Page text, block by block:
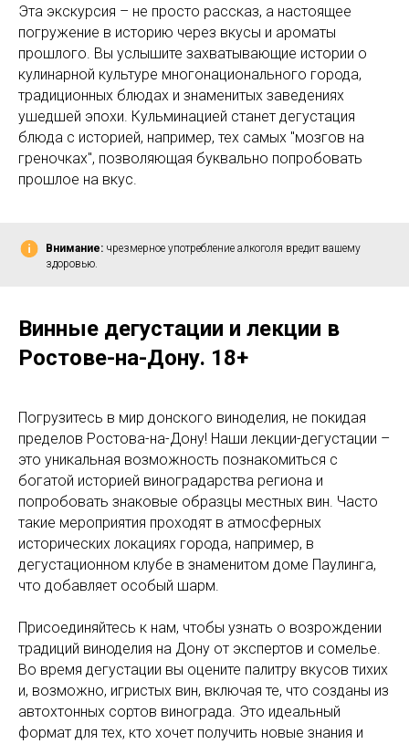
Эта экскурсия – не просто рассказ, а настоящее
погружение в историю через вкусы и ароматы
прошлого. Вы услышите захватывающие истории о
кулинарной культуре многонационального города,
традиционных блюдах и знаменитых заведениях
ушедшей эпохи. Кульминацией станет дегустация
блюда с историей, например, тех самых "мозгов на
греночках", позволяющая буквально попробовать
прошлое на вкус.
Внимание: чрезмерное употребление алкоголя вредит вашему
здоровью.
Винные дегустации и лекции в
Ростове-на-Дону. 18+
Погрузитесь в мир донского виноделия, не покидая
пределов Ростова-на-Дону! Наши лекции-дегустации –
это уникальная возможность познакомиться с
богатой историей виноградарства региона и
попробовать знаковые образцы местных вин. Часто
такие мероприятия проходят в атмосферных
исторических локациях города, например, в
дегустационном клубе в знаменитом доме Паулинга,
что добавляет особый шарм.
Присоединяйтесь к нам, чтобы узнать о возрождении
традиций виноделия на Дону от экспертов и сомелье.
Во время дегустации вы оцените палитру вкусов тихих
и, возможно, игристых вин, включая те, что созданы из
автохтонных сортов винограда. Это идеальный
формат для тех, кто хочет получить новые знания и